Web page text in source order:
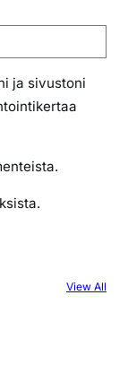
ja sivustoni
View All